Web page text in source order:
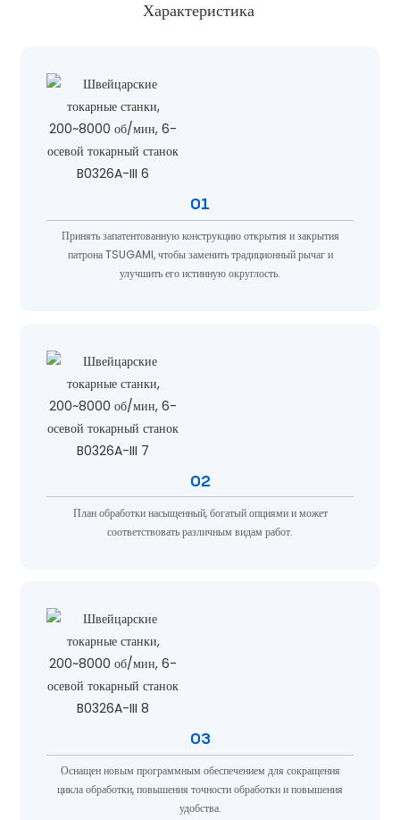
Характеристика
01
Принять запатентованную конструкцию открытия и закрытия
патрона TSUGAMI, чтобы заменить традиционный рычаг и
улучшить его истинную округлость.
02
План обработки насыщенный, богатый опциями и может
соответствовать различным видам работ.
03
Оснащен новым программным обеспечением для сокращения
цикла обработки, повышения точности обработки и повышения
удобства.